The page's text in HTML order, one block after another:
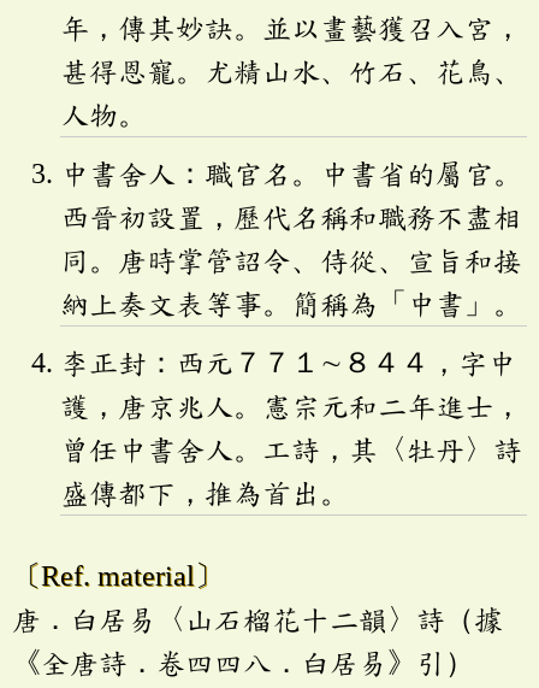
年，傳其妙訣。並以畫藝獲召入宮，
甚得恩寵。尤精山水、竹石、花鳥、
人物。
中書舍人：職官名。中書省的屬官。
西晉初設置，歷代名稱和職務不盡相
同。唐時掌管詔令、侍從、宣旨和接
納上奏文表等事。簡稱為「中書」。
李正封：西元７７１∼８４４，字中
護，唐京兆人。憲宗元和二年進士，
曾任中書舍人。工詩，其〈牡丹〉詩
盛傳都下，推為首出。
〔Ref. material〕
唐．白居易〈山石榴花十二韻〉詩（據
《全唐詩．卷四四八．白居易》引）